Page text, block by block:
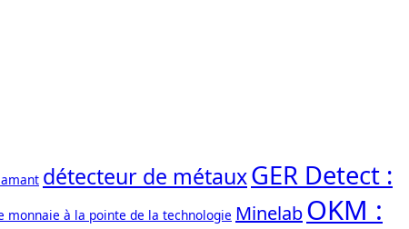
détecteur de métauxGER Detect :
monnaie à la pointe de la technologie MinelabOKM :